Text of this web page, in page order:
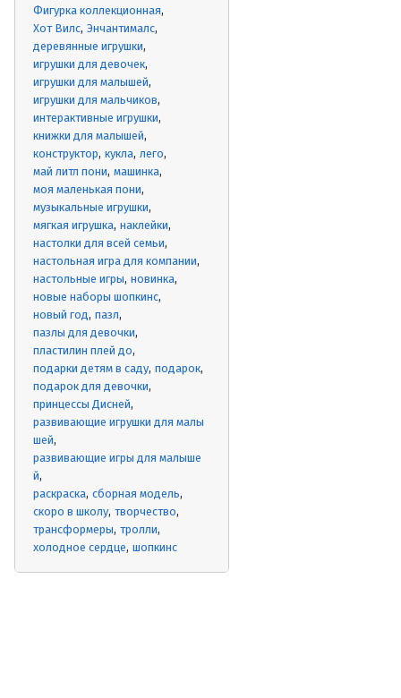
Фигурка коллекционная
Хот Вилс Энчантималс
деревянные игрушки
игрушки для девочек
игрушки для малышей
игрушки для мальчиков
интерактивные игрушки
книжки для малышей
конструктор кукла лего
май литл пони машинка
моя маленькая пони
музыкальные игрушки
мягкая игрушка наклейки
настолки для всей семьи
настольная игра для компании
настольные игры новинка
новые наборы шопкинс
новый год пазл
пазлы для девочки
пластилин плей до
подарки детям в саду подарок
подарок для девочки
принцессы Дисней
развивающие игрушки для малы
шей
развивающие игры для малыше
й
раскраска сборная модель
скоро в школу творчество
трансформеры тролли
холодное сердце шопкинс